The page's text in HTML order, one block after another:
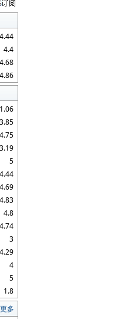
4.44
4.4
4.68
4.86
1.06
3.85
4.75
3.19
5
4.44
4.69
4.83
4.8
4.74
3
4.29
4
5
1.8
更多